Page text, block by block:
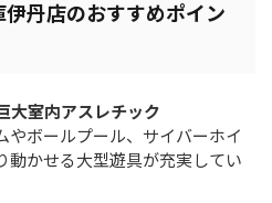
丹店のおすすめポイン
大室内アスレチック
やボールプール、サイバーホイ
動かせる大型遊具が充実してい